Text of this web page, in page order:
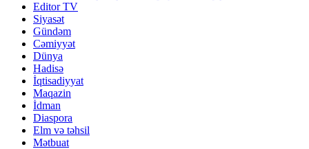
Editor TV
Siyasət
Gündəm
Cəmiyyət
Dünya
Hadisə
İqtisadiyyat
Maqazin
İdman
Diaspora
Elm və təhsil
Mətbuat